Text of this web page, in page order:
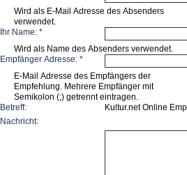
Wird als E-Mail Adresse des Absenders
verwendet.
Ihr Name: *
Wird als Name des Absenders verwendet.
Empfänger Adresse: *
E-Mail Adresse des Empfängers der
Empfehlung. Mehrere Empfänger mit
Semikolon (;) getrennt eintragen.
Betreff:
Kultur.net Online
Nachricht: